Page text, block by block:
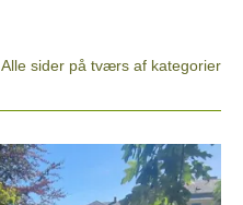
Alle sider på tværs af kategorier